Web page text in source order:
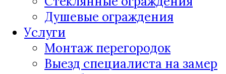
Душевые ограждения
Услуги
Монтаж перегородок
Выезд специалиста на замер